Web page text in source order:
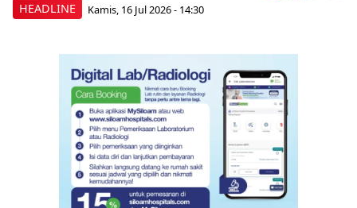
HEADLINE Kamis, 16 Jul 2026 - 14:30